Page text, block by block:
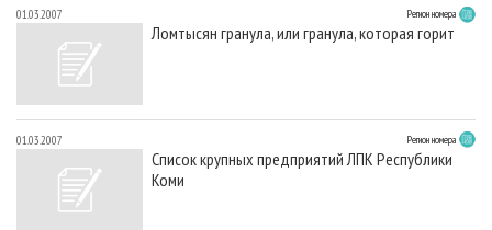
01.03.2007 Регион номера
Ломтысян гранула, или гранула, которая горит
01.03.2007 Регион номера
Список крупных предприятий ЛПК Республики
Коми